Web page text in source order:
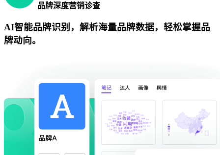
品牌深度营销诊查
AI智能品牌识别，解析海量品牌数据，轻松掌握品
牌动向。